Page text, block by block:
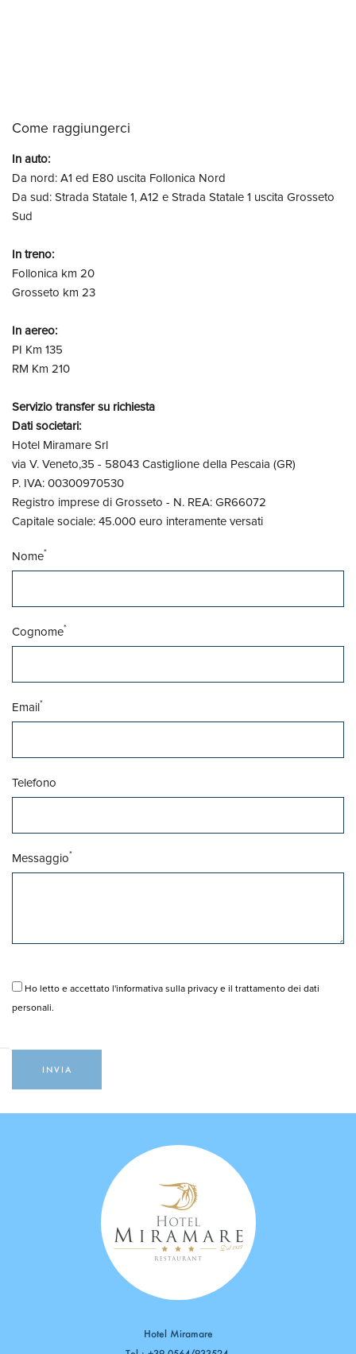
Come raggiungerci
In auto:
Da nord: A1 ed E80 uscita Follonica Nord
Da sud: Strada Statale 1, A12 e Strada Statale 1 uscita Grosseto
Sud
In treno:
Follonica km 20
Grosseto km 23
In aereo:
PI Km 135
RM Km 210
Servizio transfer su richiesta
Dati societari:
Hotel Miramare Srl
via V. Veneto,35 - 58043 Castiglione della Pescaia (GR)
P. IVA: 00300970530
Registro imprese di Grosseto - N. REA: GR66072
Capitale sociale: 45.000 euro interamente versati
Nome*
Cognome*
Email *
Telefono
Messaggio*
Ho letto e accettato l'informativa sulla privacy e il trattamento dei dati
personali.
Hotel Miramare